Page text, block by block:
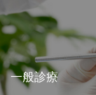
一般診療